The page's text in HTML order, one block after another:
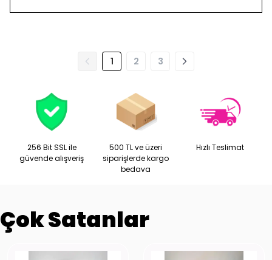
1 2 3
256 Bit SSL ile
güvende alışveriş
500 TL ve üzeri
siparişlerde kargo
bedava
Hızlı Teslimat
Çok Satanlar